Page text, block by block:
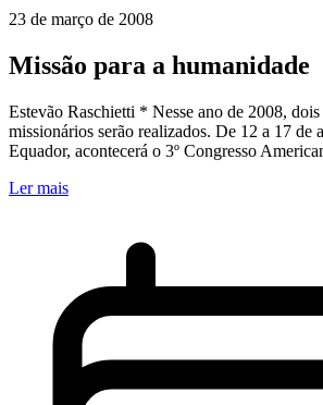
23 de março de 2008
Missão para a humanidade
Estevão Raschietti * Nesse ano de 2008, dois
missionários serão realizados. De 12 a 17 de
Equador, acontecerá o 3º Congresso
Ler mais